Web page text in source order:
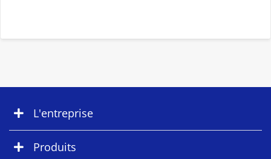
L'entreprise
Produits